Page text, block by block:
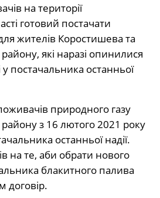
на території
готовий постачати
жителів Коростишева та
які наразі опинилися
постачальника останньої
природного газу
з 16 лютого 2021 року
останньої надії.
на те, аби обрати нового
блакитного палива
договір.